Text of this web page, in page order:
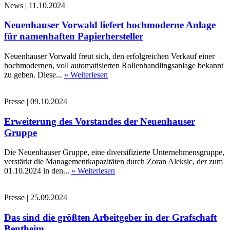
News | 11.10.2024
Neuenhauser Vorwald liefert hochmoderne Anlage
für namenhaften Papierhersteller
Neuenhauser Vorwald freut sich, den erfolgreichen Verkauf einer
hochmodernen, voll automatisierten Rollenhandlingsanlage bekannt
zu geben. Diese... » Weiterlesen
Presse | 09.10.2024
Erweiterung des Vorstandes der Neuenhauser
Gruppe
Die Neuenhauser Gruppe, eine diversifizierte Unternehmensgruppe,
verstärkt die Managementkapazitäten durch Zoran Aleksic, der zum
01.10.2024 in den... » Weiterlesen
Presse | 25.09.2024
Das sind die größten Arbeitgeber in der Grafschaft